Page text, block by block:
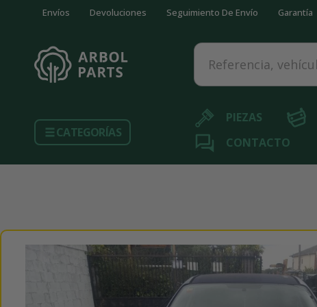
Envíos Devoluciones Seguimiento De Envío Garantía
Referencia, vehículo...
CATEGORÍAS
PIEZAS
CONTACTO